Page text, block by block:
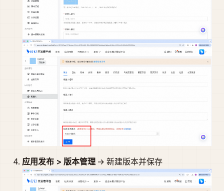
应用发布 > 版本管理→ 新建版本并保存